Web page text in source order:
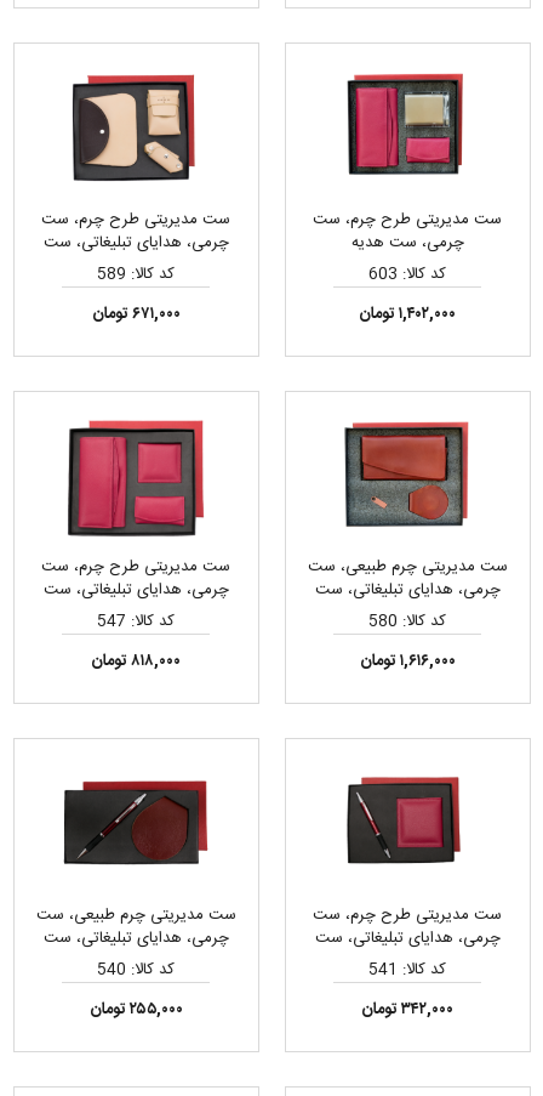
ست مدیریتی طرح چرم، ست
چرمی، ست هدیه
کد کالا: 603
۱,۴۰۲,۰۰۰ تومان
ست مدیریتی طرح چرم، ست
چرمی، هدایای تبلیغاتی، ست
هدیه
کد کالا: 589
۶۷۱,۰۰۰ تومان
ست مدیریتی چرم طبیعی، ست
چرمی، هدایای تبلیغاتی، ست
هدیه
کد کالا: 580
۱,۶۱۶,۰۰۰ تومان
ست مدیریتی طرح چرم، ست
چرمی، هدایای تبلیغاتی، ست
هدیه
کد کالا: 547
۸۱۸,۰۰۰ تومان
ست مدیریتی طرح چرم، ست
چرمی، هدایای تبلیغاتی، ست
هدیه
کد کالا: 541
۳۴۲,۰۰۰ تومان
ست مدیریتی چرم طبیعی، ست
چرمی، هدایای تبلیغاتی، ست
هدیه
کد کالا: 540
۲۵۵,۰۰۰ تومان